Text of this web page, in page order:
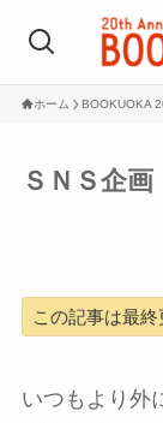
ホーム BOOKUOKA
ＳＮＳ企
この記事は最終
いつもより外